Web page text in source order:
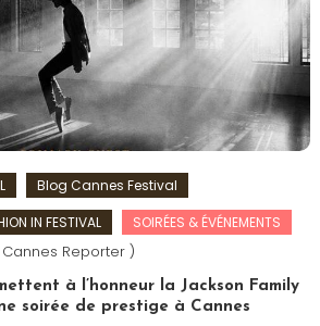
Blog Cannes Festival
IN FESTIVAL SOIRÉES & ÉVÉNEMENTS
Reporter )
à l’honneur la Jackson Family
soirée de prestige à Cannes